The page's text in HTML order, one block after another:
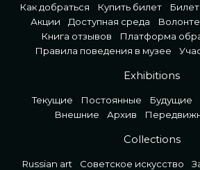
Как добраться
Купить билет
Акции
Доступная среда
Книга отзывов
Платформа
Правила поведения в музее
Exhibitions
Текущие Постоянные Будущие
Внешние
Архив
Collections
Russian art Советское искусство